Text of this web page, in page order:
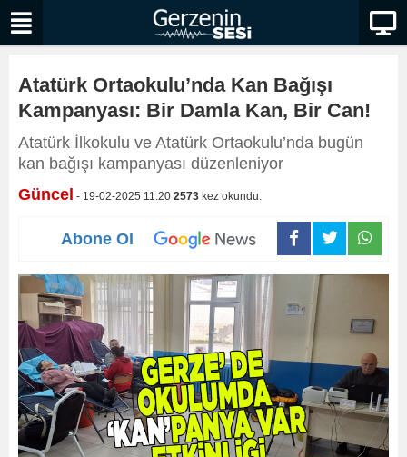
Atatürk Ortaokulu’nda Kan Bağışı
Kampanyası: Bir Damla Kan, Bir Can!
Atatürk İlkokulu ve Atatürk Ortaokulu’nda bugün
kan bağışı kampanyası düzenleniyor
Güncel - 19-02-2025 11:20 2573 kez okundu.
Abone Ol